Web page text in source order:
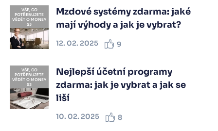
VŠE, CO
POTŘEBUJETE
VĚDĚT O MONEY
S3
Mzdové systémy zdarma: jaké
mají výhody a jak je vybrat?
12. 02. 2025 9
VŠE, CO
POTŘEBUJETE
VĚDĚT O MONEY
S3
Nejlepší účetní programy
zdarma: jak je vybrat a jak se
liší
10. 02. 2025 8